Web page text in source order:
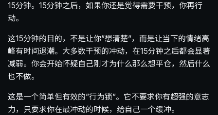
15分钟。15分钟之后，如果你还是觉得需要干预，你再行
动。
这15分钟的目的，不是让你”想清楚”，而是让当下的情绪高
峰有时间退潮。大多数干预的冲动，在15分钟之后都会显著
减弱。你会开始怀疑自己刚才为什么那么想平仓，然后什么
也不做。
这是一个简单但有效的”行为锁”。它不要求你有超强的意志
力，只要求你在最冲动的时候，给自己一个缓冲。